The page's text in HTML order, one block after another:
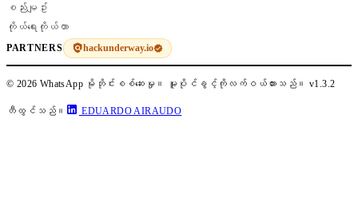
စည်းမျဥ်း
ကိုယ်ရေးကိုယ်တာ
PARTNERS hackunderway.io
© 2026 WhatsApp မိုဘိုင်းစစ်ဆေးမှု။ မူပိုင်ခွင့်ကိုလက်ဝယ်ထားသည်။ v1.3.2
တီထွင်သည်။ EDUARDO AIRAUDO